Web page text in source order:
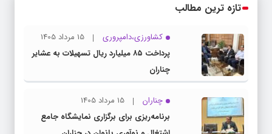
تازه ترین مطالب
کشاورزی،دامپروری
15 مرداد 1405
پرداخت ۸۵ میلیارد ریال تسهیلات به عشایر
چناران
چناران
15 مرداد 1405
برنامه‌ریزی برای برگزاری نمایشگاه جامع